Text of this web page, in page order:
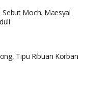
Moch. Maesyal
Tipu Ribuan Korban